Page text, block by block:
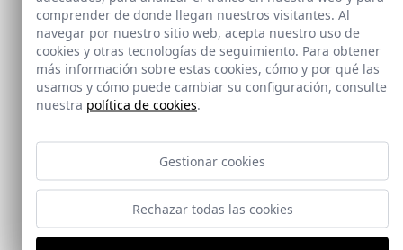
comprender de donde llegan nuestros visitantes. Al
navegar por nuestro sitio web, acepta nuestro uso de
cookies y otras tecnologías de seguimiento. Para obtener
más información sobre estas cookies, cómo y por qué las
usamos y cómo puede cambiar su configuración, consulte
nuestra política de cookies.
Gestionar cookies
Rechazar todas las cookies